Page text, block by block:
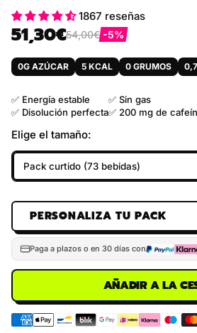
1867 reseñas
Precio habitual
51,30€Precio de venta
54,00€ -5%
0G AZÚCAR 5 KCAL 0 GRUMOS
✅ Energía estable
✅ Disolución perfecta
✅ Sin gas
✅ 200 mg de
Elige el tamaño:
PERSONALIZA TU PACK
Paga a plazos o en 30 días con
AÑADIR A LA